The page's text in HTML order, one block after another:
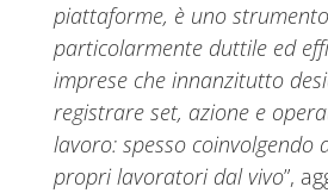
piattaforme, è uno strumento
particolarmente duttile ed
imprese che innanzitutto
registrare set, azione e
lavoro: spesso coinvolgendo
propri lavoratori dal vivo”,